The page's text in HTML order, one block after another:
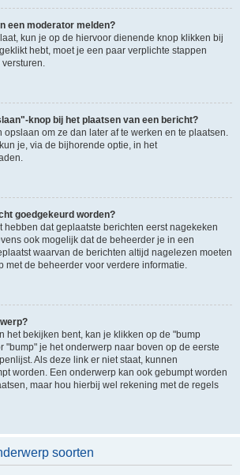
een moderator melden?
kun je op de hiervoor dienende knop klikken bij
hebt, moet je een paar verplichte stappen
knop bij het plaatsen van een bericht?
opslaan om ze dan later af te werken en te plaatsen.
je, via de bijhorende optie, in het
goedgekeurd worden?
hebben dat geplaatste berichten eerst nagekeken
ook mogelijk dat de beheerder je in een
waarvan de berichten altijd nagelezen moeten
met de beheerder voor verdere informatie.
het bekijken bent, kan je klikken op de "bump
"bump" je het onderwerp naar boven op de eerste
Als deze link er niet staat, kunnen
worden. Een onderwerp kan ook gebumpt worden
maar hou hierbij wel rekening met de regels
soorten